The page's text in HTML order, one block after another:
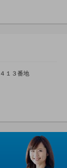
１３番地